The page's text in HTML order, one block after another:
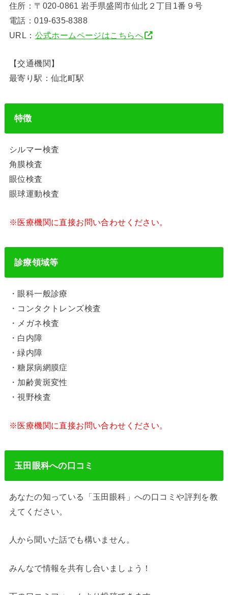
住所：〒020-0861 岩手県盛岡市仙北２丁目1番９号
電話：019-635-8388
URL： 公式ホームページはこちらへ
【交通機関】
最寄り駅：仙北町駅
特徴
シルマー検査
角膜検査
眼位検査
眼球運動検査
※医療機関に直接お問い合わせください。
診療領域等
・眼科一般診療
・コンタクトレンズ検査
・メガネ検査
・白内障
・緑内障
・糖尿病網膜症
・加齢黄斑変性
・視野検査
※医療機関に直接お問い合わせください。
玉田眼科への口コミ
あなたの知っている「玉田眼科」への口コミや評判を教
えてください。
人から聞いた話でも構いません。
みんなで情報を共有し合いましょう！